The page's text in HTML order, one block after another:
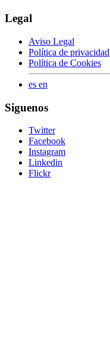
Legal
Aviso Legal
Política de privacidad
Política de Cookies
es en
Siguenos
Twitter
Facebook
Instagram
Linkedin
Flickr